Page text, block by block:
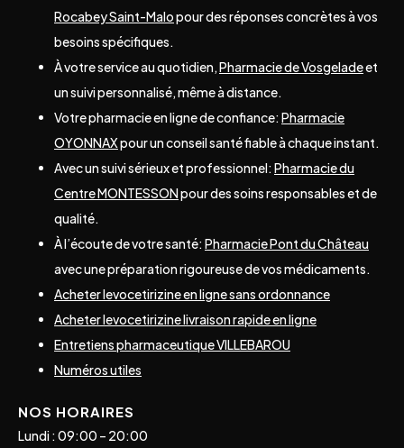
Rocabey Saint-Malopour des réponses concrètes à vos
besoins spécifiques.
À votre service au quotidien,Pharmacie de Vosgeladeet
un suivi personnalisé, même à distance.
Votre pharmacie en ligne de confiance: Pharmacie
OYONNAXpour un conseil santé fiable à chaque instant.
Avec un suivi sérieux et professionnel: Pharmacie du
Centre MONTESSONpour des soins responsables et de
qualité.
À l’écoute de votre santé: Pharmacie Pont du Château
avec une préparation rigoureuse de vos médicaments.
Acheter levocetirizine en ligne sans ordonnance
Acheter levocetirizine livraison rapide en ligne
Entretiens pharmaceutique VILLEBAROU
Numéros utiles
NOS HORAIRES
Lundi : 09:00 – 20:00